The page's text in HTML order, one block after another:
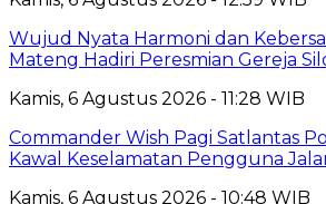
Wujud Nyata Harmoni dan
Mateng Hadiri Peresmian Gereja
Kamis, 6 Agustus 2026 - 11:28 WIB
Commander Wish Pagi Satlantas
Kawal Keselamatan Pengguna
Kamis, 6 Agustus 2026 - 10:48 WIB